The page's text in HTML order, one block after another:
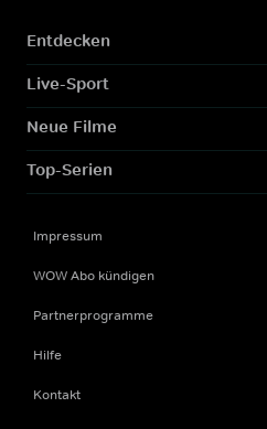
Entdecken
Live-Sport
Neue Filme
Top-Serien
Impressum
WOW Abo kündigen
Partnerprogramme
Hilfe
Kontakt